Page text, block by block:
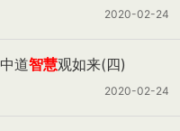
2020-02-24
道智慧观如来(四)
2020-02-24